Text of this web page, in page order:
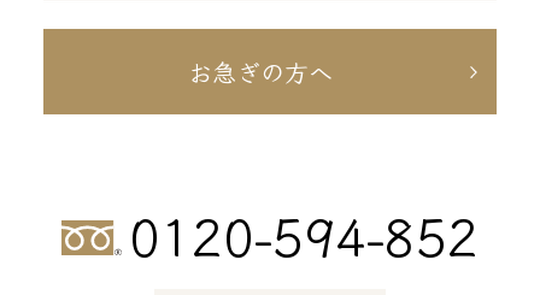
お急ぎの方へ
0120-594-852